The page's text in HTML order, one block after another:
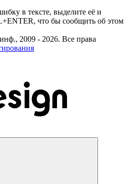
в тексте, выделите её и
что бы сообщить об этом
2009 - 2026. Все права